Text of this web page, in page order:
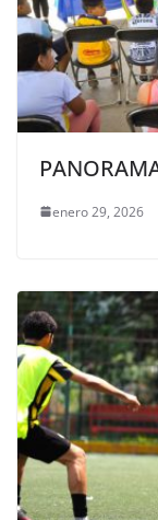
enero 29, 2026